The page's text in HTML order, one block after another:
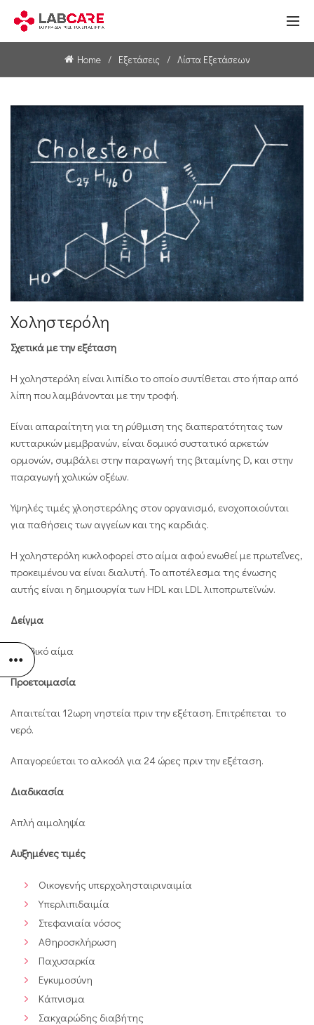
Home Εξετάσεις Λίστα Εξετάσεων
Χοληστερόλη
Σχετικά με την εξέταση
Η χοληστερόλη είναι λιπίδιο το οποίο συντίθεται στο ήπαρ από
λίπη που λαμβάνονται με την τροφή.
Είναι απαραίτητη για τη ρύθμιση της διαπερατότητας των
κυτταρικών μεμβρανών, είναι δομικό συστατικό αρκετών
ορμονών, συμβάλει στην παραγωγή της βιταμίνης D, και στην
παραγωγή χολικών οξέων.
Υψηλές τιμές χλοηστερόλης στον οργανισμό, ενοχοποιούνται
για παθήσεις των αγγείων και της καρδιάς.
Η χοληστερόλη κυκλοφορεί στο αίμα αφού ενωθεί με πρωτεΐνες,
προκειμένου να είναι διαλυτή. Το αποτέλεσμα της ένωσης
αυτής είναι η δημιουργία των HDL και LDL λιποπρωτεϊνών.
Δείγμα
Φλεβικό αίμα
Προετοιμασία
Απαιτείται 12ωρη νηστεία πριν την εξέταση. Επιτρέπεται το
νερό.
Απαγορεύεται το αλκοόλ για 24 ώρες πριν την εξέταση.
Διαδικασία
Απλή αιμοληψία
Αυξημένες τιμές
Οικογενής υπερχολησταιριναιμία
Υπερλιπιδαιμία
Στεφανιαία νόσος
Αθηροσκλήρωση
Παχυσαρκία
Εγκυμοσύνη
Κάπνισμα
Σακχαρώδης διαβήτης